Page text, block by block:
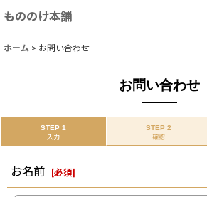
もののけ本舗
ホーム > お問い合わせ
お問い合わせ
STEP 1
入力
STEP 2
確認
お名前 [必須]